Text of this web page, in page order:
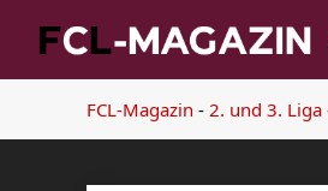
FCL-Magazin - 2. und 3. Liga